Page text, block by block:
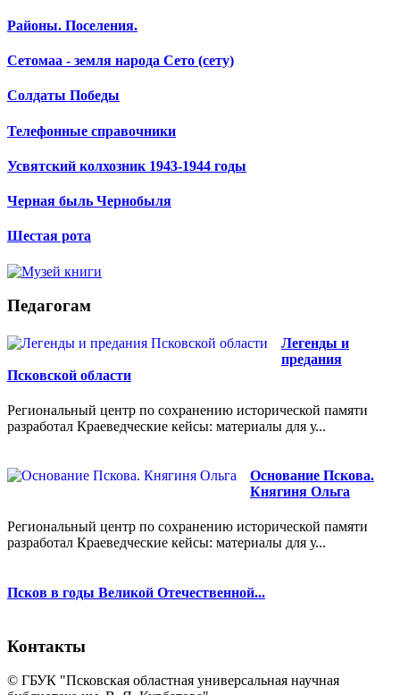
Районы. Поселения.
Сетомаа - земля народа Сето (сету)
Солдаты Победы
Телефонные справочники
Усвятский колхозник 1943-1944 годы
Черная быль Чернобыля
Шестая рота
Педагогам
Легенды и
предания
Псковской области
Региональный центр по сохранению исторической памяти
разработал Краеведческие кейсы: материалы для у...
Основание Пскова.
Княгиня Ольга
Региональный центр по сохранению исторической памяти
разработал Краеведческие кейсы: материалы для у...
Псков в годы Великой Отечественной...
Контакты
© ГБУК "Псковская областная универсальная научная